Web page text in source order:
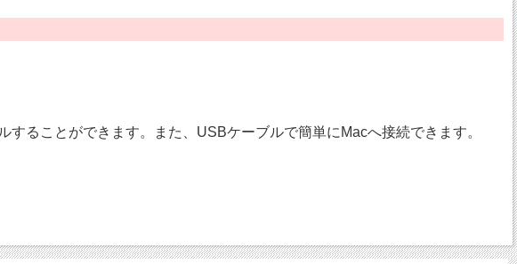
ることができます。また、USBケーブルで簡単にMacへ接続できます。